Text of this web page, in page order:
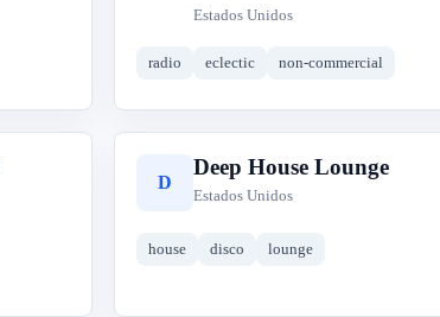
Estados Unidos
radio eclectic non-commercial
D
Deep House Lounge
Estados Unidos
house disco lounge